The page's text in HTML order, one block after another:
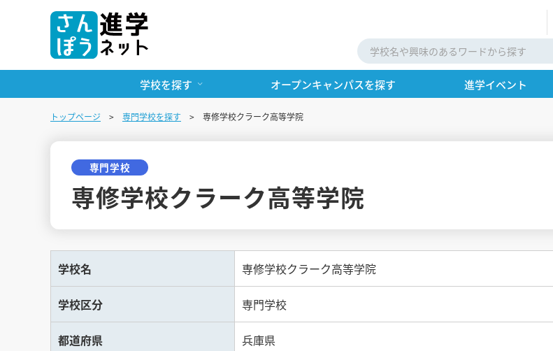
学校を探す オープンキャンパスを探す 進学イベント
トップページ 専門学校を探す 専修学校クラーク高等学院
専門学校
専修学校クラーク高等学院
学校名 専修学校クラーク高等学院
学校区分 専門学校
都道府県 兵庫県